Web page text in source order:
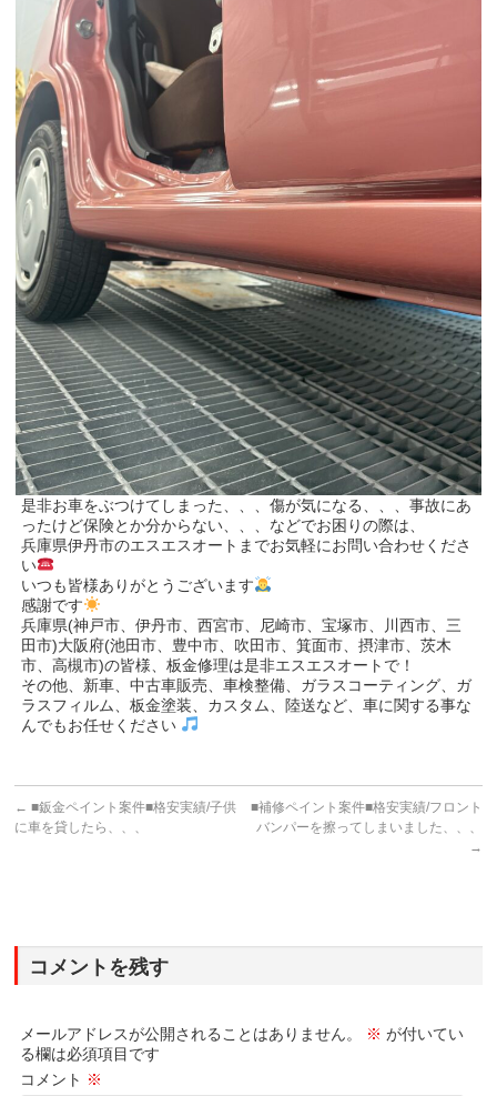
是非お車をぶつけてしまった、、、傷が気になる、、、事故にあ
ったけど保険とか分からない、、、などでお困りの際は、
兵庫県伊丹市のエスエスオートまでお気軽にお問い合わせくださ
い
いつも皆様ありがとうございます
感謝です
兵庫県(神戸市、伊丹市、西宮市、尼崎市、宝塚市、川西市、三
田市)大阪府(池田市、豊中市、吹田市、箕面市、摂津市、茨木
市、高槻市)の皆様、板金修理は是非エスエスオートで！
その他、新車、中古車販売、車検整備、ガラスコーティング、ガ
ラスフィルム、板金塗装、カスタム、陸送など、車に関する事な
んでもお任せください
← ■鈑金ペイント案件■格安実績/子供
に車を貸したら、、、
■補修ペイント案件■格安実績/フロント
バンパーを擦ってしまいました、、、
→
コメントを残す
メールアドレスが公開されることはありません。 ※ が付いてい
る欄は必須項目です
コメント ※